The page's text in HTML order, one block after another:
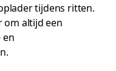
tijdens ritten.
om altijd een
en